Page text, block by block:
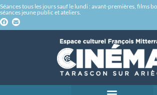
Séances tous les jours sauf le lundi : avant-premières, films
séances jeune public et ateliers.